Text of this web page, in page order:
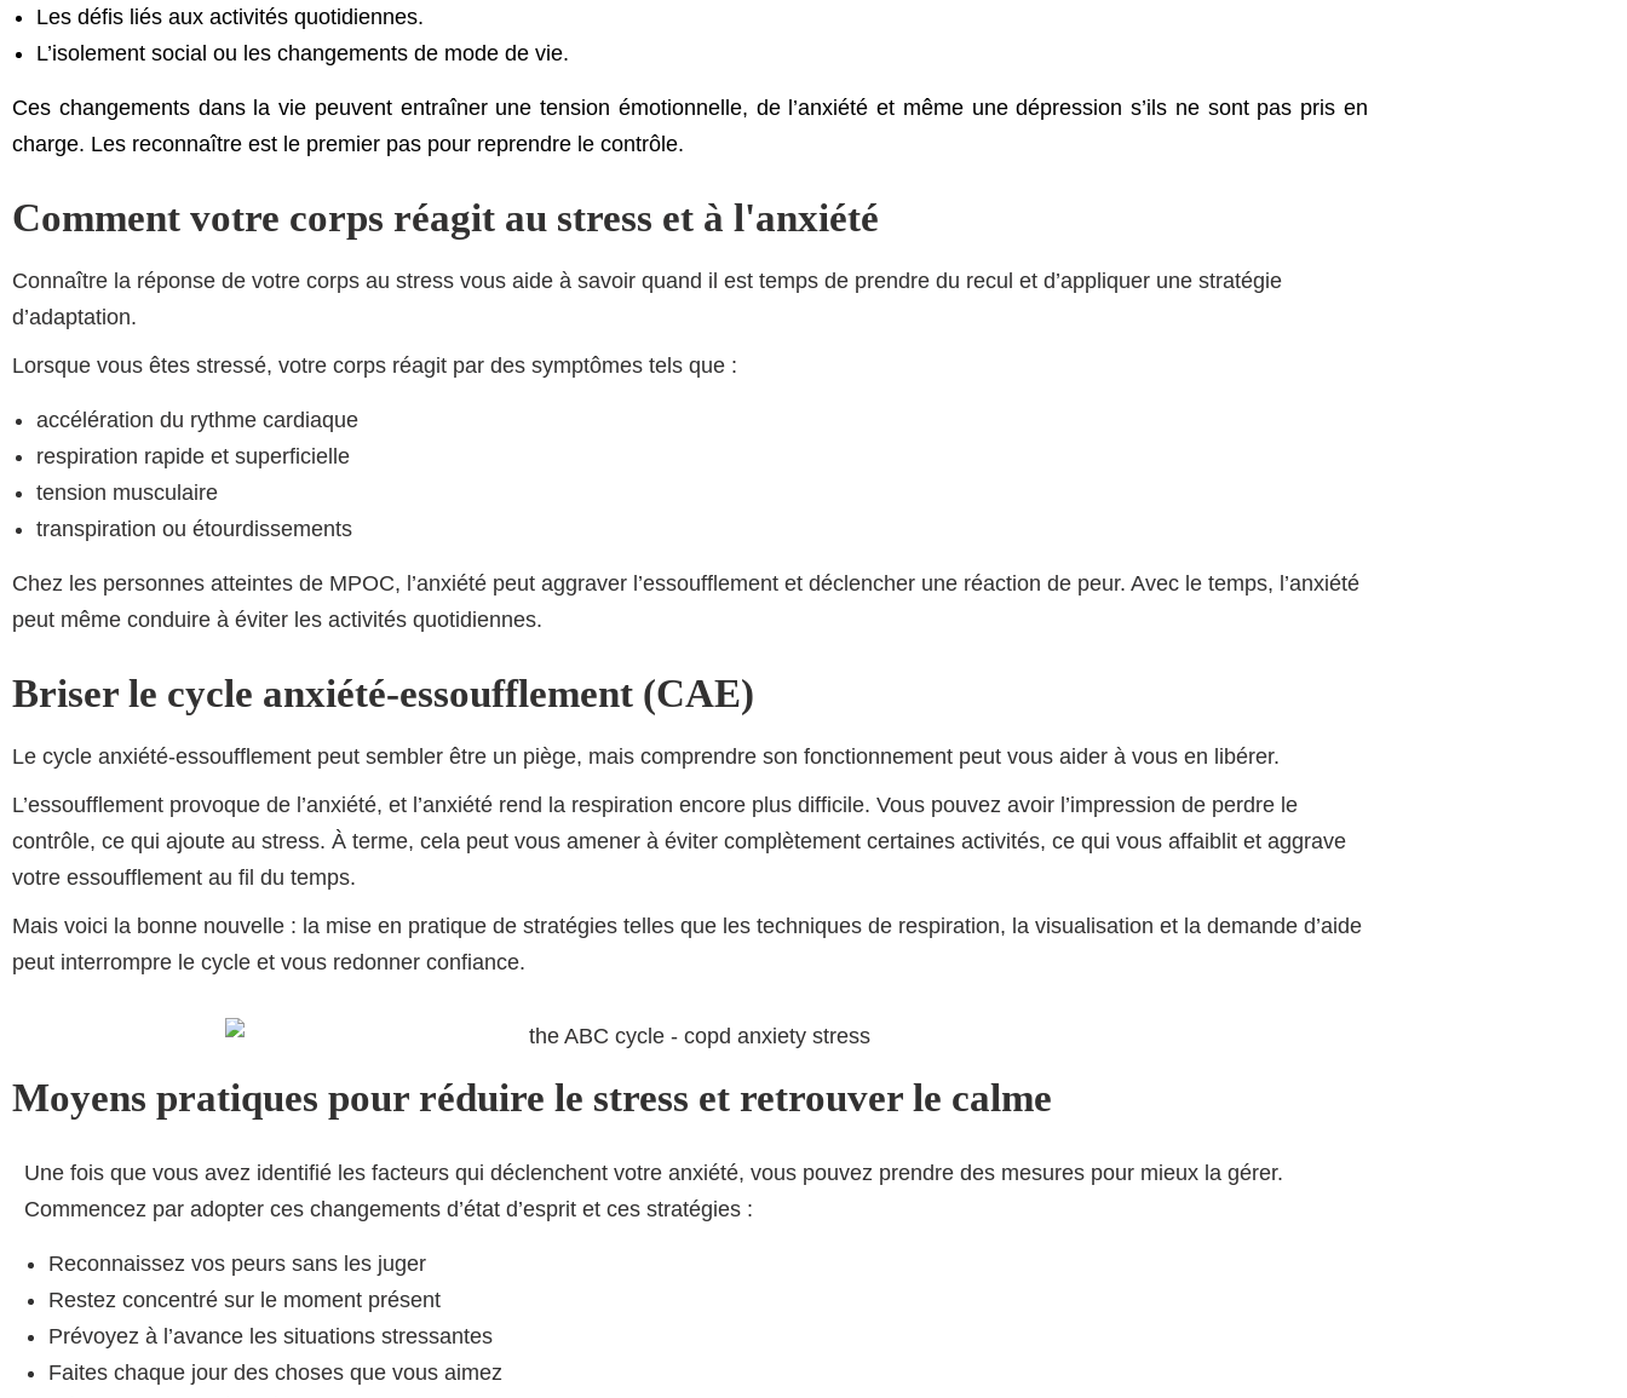
Les défis liés aux activités quotidiennes.
L’isolement social ou les changements de mode de vie.
Ces changements dans la vie peuvent entraîner une tension émotionnelle, de l’anxiété et même une dépression s’ils ne sont pas pris en
charge. Les reconnaître est le premier pas pour reprendre le contrôle.
Comment votre corps réagit au stress et à l'anxiété
Connaître la réponse de votre corps au stress vous aide à savoir quand il est temps de prendre du recul et d’appliquer une stratégie
d’adaptation.
Lorsque vous êtes stressé, votre corps réagit par des symptômes tels que :
accélération du rythme cardiaque
respiration rapide et superficielle
tension musculaire
transpiration ou étourdissements
Chez les personnes atteintes de MPOC, l’anxiété peut aggraver l’essoufflement et déclencher une réaction de peur. Avec le temps, l’anxiété
peut même conduire à éviter les activités quotidiennes.
Briser le cycle anxiété-essoufflement (CAE)
Le cycle anxiété-essoufflement peut sembler être un piège, mais comprendre son fonctionnement peut vous aider à vous en libérer.
L’essoufflement provoque de l’anxiété, et l’anxiété rend la respiration encore plus difficile. Vous pouvez avoir l’impression de perdre le
contrôle, ce qui ajoute au stress. À terme, cela peut vous amener à éviter complètement certaines activités, ce qui vous affaiblit et aggrave
votre essoufflement au fil du temps.
Mais voici la bonne nouvelle : la mise en pratique de stratégies telles que les techniques de respiration, la visualisation et la demande d’aide
peut interrompre le cycle et vous redonner confiance.
Moyens pratiques pour réduire le stress et retrouver le calme
Une fois que vous avez identifié les facteurs qui déclenchent votre anxiété, vous pouvez prendre des mesures pour mieux la gérer.
Commencez par adopter ces changements d’état d’esprit et ces stratégies :
Reconnaissez vos peurs sans les juger
Restez concentré sur le moment présent
Prévoyez à l’avance les situations stressantes
Faites chaque jour des choses que vous aimez